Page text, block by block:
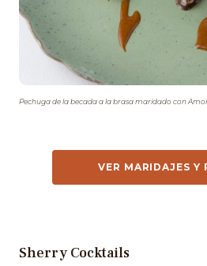
Pechuga de la becada a la brasa maridado con
VER MARIDAJES Y
Sherry Cocktails